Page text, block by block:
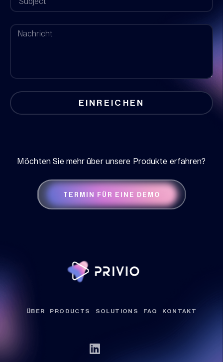
EINREICHEN
Möchten Sie mehr über unsere Produkte erfahren?
TERMIN FÜR EINE DEMO
ÜBER PRODUCTS SOLUTIONS FAQ KONTAKT